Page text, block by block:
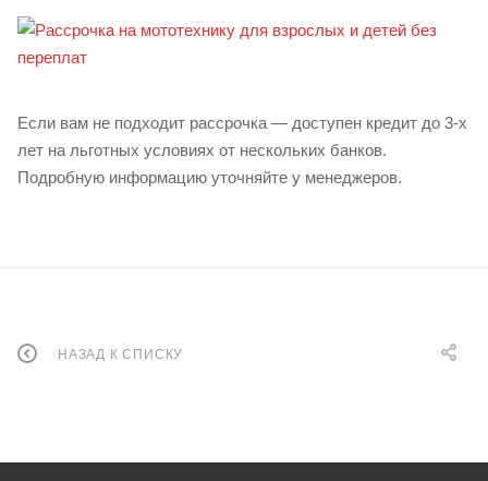
Если вам не подходит рассрочка — доступен кредит до 3-х
лет на льготных условиях от нескольких банков.
Подробную информацию уточняйте у менеджеров.
НАЗАД К СПИСКУ